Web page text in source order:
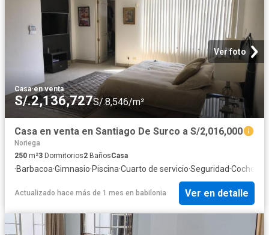
Ver foto
Casa·en venta
S/.2,136,727S/.8,546/m²
Casa en venta en Santiago De Surco a S/2,016,000
Noriega
250 m²3 Dormitorios2 BañosCasa
·Barbacoa·Gimnasio·Piscina·Cuarto de servicio·Seguridad·Cochera
Actualizado hace más de 1 mes en babilonia Ver en detalle